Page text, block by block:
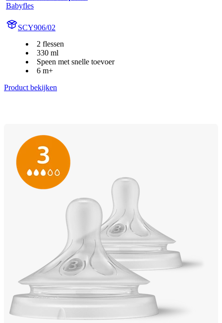
Babyfles
SCY906/02
2 flessen
330 ml
Speen met snelle toevoer
6 m+
Product bekijken